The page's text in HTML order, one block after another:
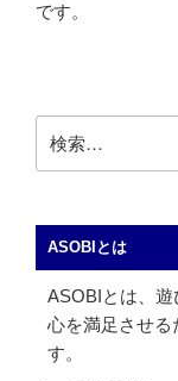
です。
索:
ASOBIとは
ASOBIとは、遊
心を満足させ
す。